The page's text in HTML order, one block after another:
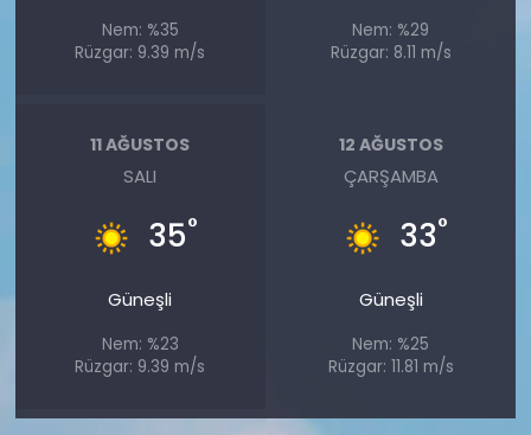
Nem: %35
Rüzgar: 9.39 m/s
Nem: %29
Rüzgar: 8.11 m/s
11 AĞUSTOS
SALI
35°
Güneşli
Nem: %23
Rüzgar: 9.39 m/s
12 AĞUSTOS
ÇARŞAMBA
33°
Güneşli
Nem: %25
Rüzgar: 11.81 m/s